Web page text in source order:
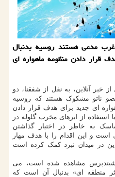
غرب مدعی هستند روسیه بدنبال
قرار دادن منظومه ماهواره ای
خبر آنلاین، به نقل از شفقنا، دو
ناتو مشکوک هستند که روسیه
ای جدید برای هدف قرار دادن
استفاده از ابرهای مخرب گلوله در
به خاطر در اختیار گذاشتن
است و این اقدام را با هدف مهار
در میدان نبرد کمک کرده است
مشاهده شده است، می
منطقه ای» بدنبال آن است که